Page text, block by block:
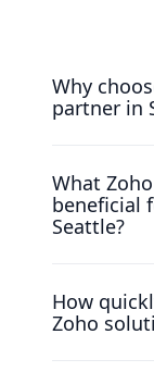
Why
partner in
Seattle's
industries,
What
beneficial
Seattle?
Zoho
How
Zoho